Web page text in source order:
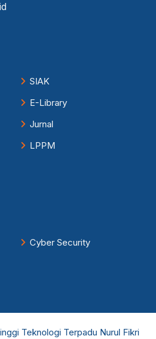
SIAK
E-Library
Jurnal
LPPM
Cyber Security
Teknologi Terpadu Nurul Fikri